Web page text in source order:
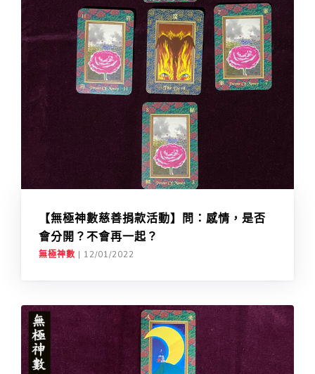
【無極神數慈善捐款活動】問：感情，是否
會分開？不會再一起？
無極神數 | 12/01/2022